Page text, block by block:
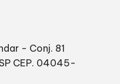
- Conj. 81
CEP. 04045-